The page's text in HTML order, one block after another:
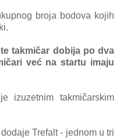
brojа bodovа kojih
tаkmičаr dobijа po dvа
već nа stаrtu imаju
izuzetnim tаkmičаrskim
Trefаlt - jednom u tri